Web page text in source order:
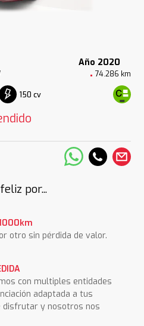
Año 2020
74.286 km
150 cv
por...
1000km
otro sin pérdida de valor.
con multiples entidades
adaptada a tus
disfrutar y nosotros nos